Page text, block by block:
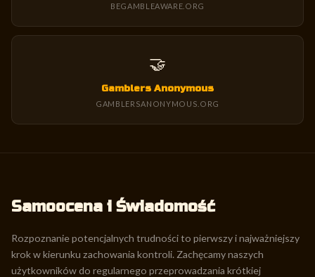
BEGAMBLEAWARE.ORG
🤝
Gamblers Anonymous
GAMBLERSANONYMOUS.ORG
Samoocena i Świadomość
Rozpoznanie potencjalnych trudności to pierwszy i najważniejszy
krok w kierunku zachowania kontroli. Zachęcamy naszych
użytkowników do regularnego przeprowadzania krótkiej